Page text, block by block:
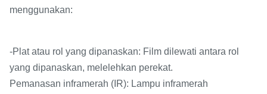
menggunakan:
-Plat atau rol yang dipanaskan: Film dilewati antara rol
yang dipanaskan, melelehkan perekat.
Pemanasan inframerah (IR): Lampu inframerah